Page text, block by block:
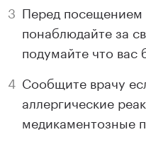
Перед посещением
понаблюдайте за
подумайте что вас
Сообщите врачу
аллергические
медикаментозные